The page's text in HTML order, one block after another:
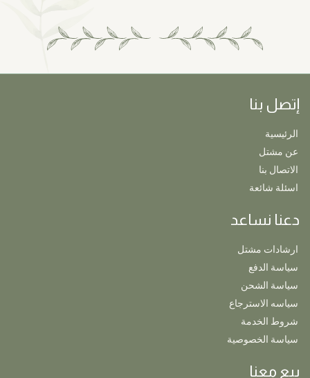
إتصل بنا
الرئيسية
عن مشتل
الاتصال بنا
اسئلة شائعة
دعنا نساعد
ارشادات مشتل
سياسة الدفع
سياسة الشحن
سياسه الاسترجاع
شروط الخدمة
سياسة الخصوصية
بيع معنا